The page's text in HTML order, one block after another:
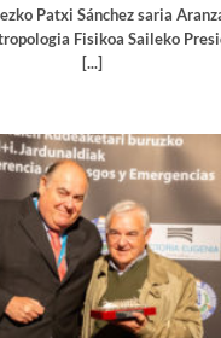
Patxi Sánchez saria
Fisikoa Saileko
[...]